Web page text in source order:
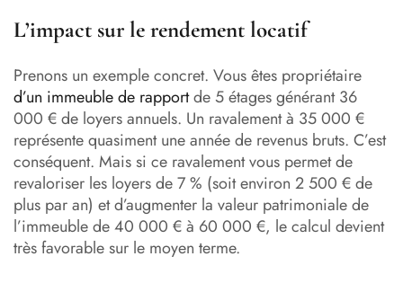
L’impact sur le rendement locatif
Prenons un exemple concret. Vous êtes propriétaire
d’un immeuble de rapportde 5 étages générant 36
000 € de loyers annuels. Un ravalement à 35 000 €
représente quasiment une année de revenus bruts. C’est
conséquent. Mais si ce ravalement vous permet de
revaloriser les loyers de 7 % (soit environ 2 500 € de
plus par an) et d’augmenter la valeur patrimoniale de
l’immeuble de 40 000 € à 60 000 €, le calcul devient
très favorable sur le moyen terme.